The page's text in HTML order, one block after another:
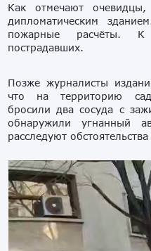
Как отмечают
дипломатическим
пожарные расчёты.
пострадавших.
Позже журналисты
что на территорию
бросили два сосуда с
обнаружили угнанный
расследуют